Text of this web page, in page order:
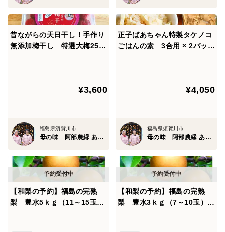
昔ながらの天日干し！手作り
無添加梅干し 特選大梅250
¥3,600
福島県須賀川市
母の味 阿部農縁 あべのうえん
正子ばあちゃん特製タケノコ
ごはんの素 3合用 × 2パッ
¥4,050
福島県須賀川市
母の味 阿部農縁 あべのうえん
【和梨の予約】福島の完熟
梨 豊水5ｋｇ（11～15玉）
【和梨の予約】福島の完熟
梨 豊水3ｋｇ（7～10玉）